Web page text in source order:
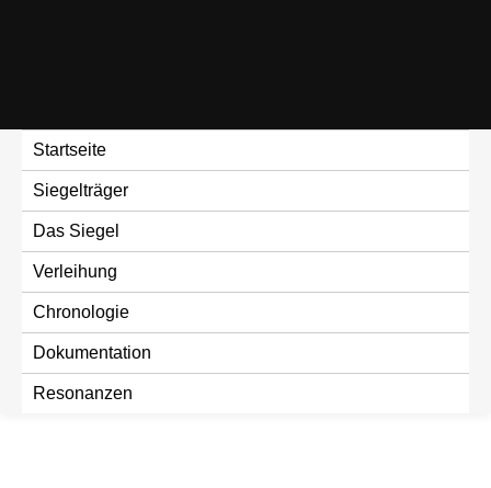
Startseite
Siegelträger
Das Siegel
Verleihung
Chronologie
Dokumentation
Resonanzen